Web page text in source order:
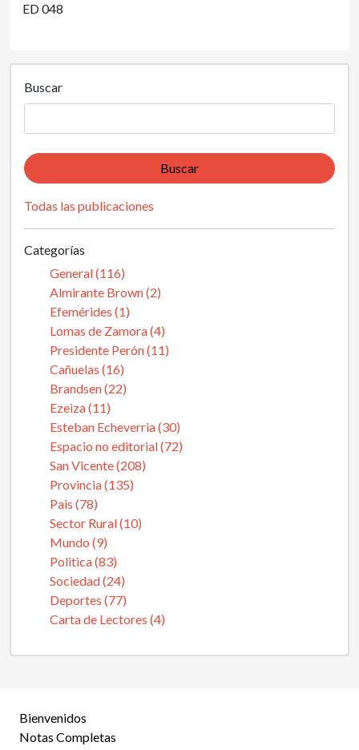
ED 048
Buscar
Buscar
Todas las publicaciones
Categorías
General (116)
Almirante Brown (2)
Efemérides (1)
Lomas de Zamora (4)
Presidente Perón (11)
Cañuelas (16)
Brandsen (22)
Ezeiza (11)
Esteban Echeverria (30)
Espacio no editorial (72)
San Vicente (208)
Provincia (135)
Pais (78)
Sector Rural (10)
Mundo (9)
Politica (83)
Sociedad (24)
Deportes (77)
Carta de Lectores (4)
Bienvenidos
Notas Completas